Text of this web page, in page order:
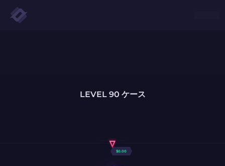
LEVEL 90 ケース
$0.00